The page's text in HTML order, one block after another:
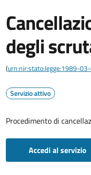
degli
(urn:nir:stato:legge:1989-
Servizio attivo
Procedimento di
Accedi al servizio